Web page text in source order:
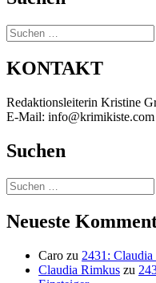
Suchen
nach:
KONTAKT
Redaktionsleiterin Kristine
E-Mail: info@krimikiste.com
Suchen
Suchen
nach:
Neueste
Caro zu 2431:
Claudia Rimkus zu